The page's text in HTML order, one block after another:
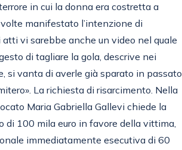
in cui la donna era costretta a
manifestato l’intenzione di
vi sarebbe anche un video nel quale
di tagliare la gola, descrive nei
si vanta di averle già sparato in passato
La richiesta di risarcimento. Nella
Maria Gabriella Gallevi chiede la
di 100 mila euro in favore della vittima,
immediatamente esecutiva di 60